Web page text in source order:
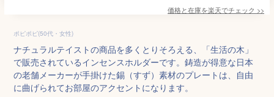
価格と在庫を楽天でチェック >>
ポピポピ(50代・女性)
ナチュラルテイストの商品を多くとりそろえる、「生活の木」
で販売されているインセンスホルダーです。鋳造が得意な日本
の老舗メーカーが手掛けた錫（すず）素材のプレートは、自由
に曲げられてお部屋のアクセントになります。